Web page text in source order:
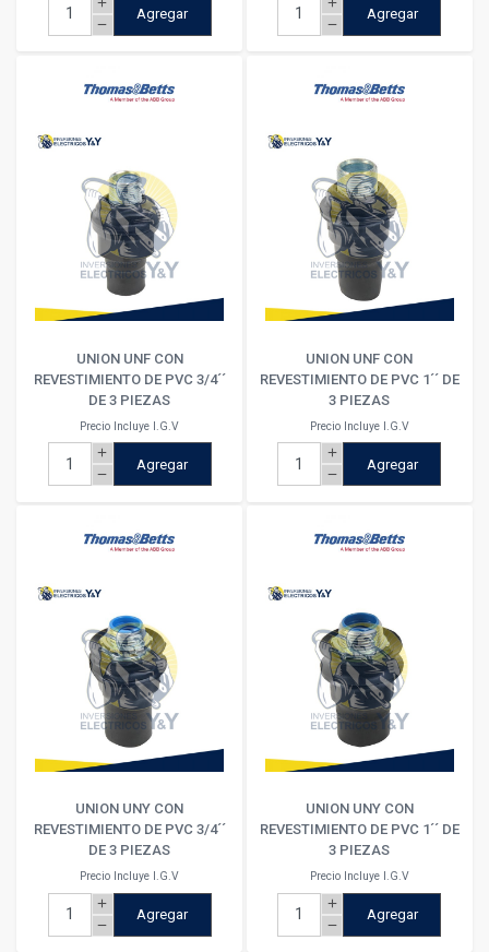
remove
Agregar
remove
Agregar
UNION UNF CON
REVESTIMIENTO DE PVC 3/4´´
DE 3 PIEZAS
Precio Incluye I.G.V
add
remove
Agregar
UNION UNF CON
REVESTIMIENTO DE PVC 1´´ DE
3 PIEZAS
Precio Incluye I.G.V
add
remove
Agregar
UNION UNY CON
REVESTIMIENTO DE PVC 3/4´´
DE 3 PIEZAS
Precio Incluye I.G.V
add
remove
Agregar
UNION UNY CON
REVESTIMIENTO DE PVC 1´´ DE
3 PIEZAS
Precio Incluye I.G.V
add
remove
Agregar